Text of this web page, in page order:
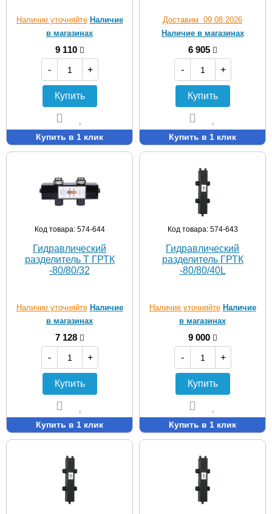
Наличие уточняйте Наличие
в магазинах
9 110
-
+
Купить
Купить в 1 клик
Доставим 09.08.2026
Наличие в магазинах
6 905
-
+
Купить
Купить в 1 клик
Код товара: 574-644
Гидравлический
разделитель Т ГРТК
-80/80/32
Наличие уточняйте Наличие
в магазинах
7 128
-
+
Купить
Купить в 1 клик
Код товара: 574-643
Гидравлический
разделитель ГРТК
-80/80/40L
Наличие уточняйте Наличие
в магазинах
9 000
-
+
Купить
Купить в 1 клик